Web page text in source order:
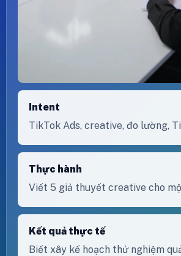
Intent
TikTok Ads, creative, đo lường,
Thực hành
Viết 5 giả thuyết creative cho
Kết quả thực tế
Biết xây kế hoạch thử nghiệm